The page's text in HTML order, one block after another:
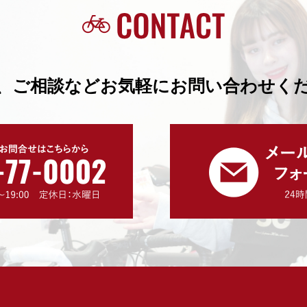
ご相談などお気軽にお問い合わせく